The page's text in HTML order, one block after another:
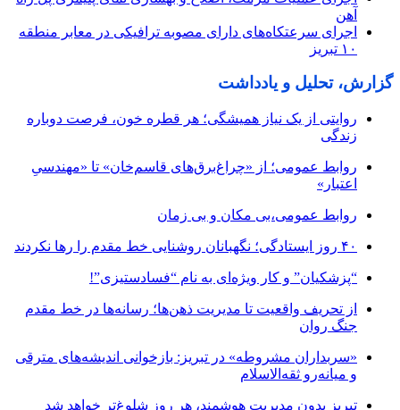
آهن
اجرای سرعتکاه‌های دارای مصوبه ترافیکی در معابر منطقه
۱۰ تبریز
گزارش، تحلیل و یادداشت
روایتی از یک نیاز همیشگی؛ هر قطره خون، فرصت دوباره
زندگی
روابط عمومی؛ از «چراغ‌برق‌های قاسم‌خان» تا «مهندسیِ
اعتبار»
روابط عمومی،بی مکان و بی زمان
۴۰ روز ایستادگی؛ نگهبانان روشنایی خط مقدم را رها نکردند
“پزشکیان” و کار ویژه‌ای به نام “فسادستیزی”!
از تحریف واقعیت تا مدیریت ذهن‌ها؛ رسانه‌ها در خط مقدم
جنگ روان
«سربداران مشروطه» در تبریز: بازخوانی اندیشه‌های مترقی
و میانه‌رو ثقه‌الاسلام
تبریز بدون مدیریت هوشمند، هر روز شلوغ‌تر خواهد شد